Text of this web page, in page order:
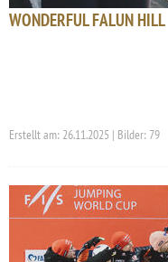
WONDERFUL FALUN HILL
Erstellt am: 26.11.2025 | Bilder: 79